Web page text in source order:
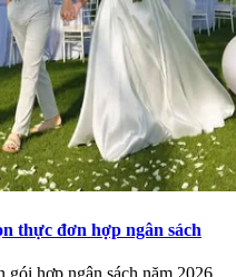
thực đơn hợp ngân sách
hợp ngân sách năm 2026,